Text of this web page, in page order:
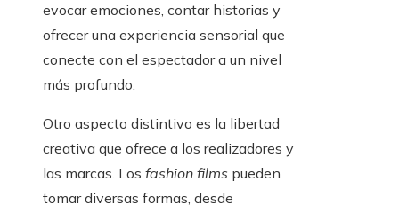
evocar emociones, contar historias y
ofrecer una experiencia sensorial que
conecte con el espectador a un nivel
más profundo.
Otro aspecto distintivo es la libertad
creativa que ofrece a los realizadores y
las marcas. Los fashion films pueden
tomar diversas formas, desde